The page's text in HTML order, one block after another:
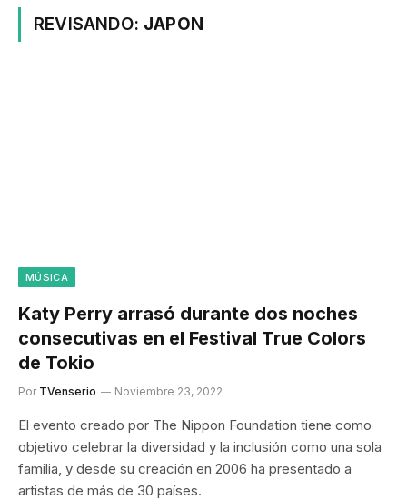
REVISANDO: JAPON
MÚSICA
Katy Perry arrasó durante dos noches
consecutivas en el Festival True Colors
de Tokio
Por TVenserio Noviembre 23, 2022
El evento creado por The Nippon Foundation tiene como
objetivo celebrar la diversidad y la inclusión como una sola
familia, y desde su creación en 2006 ha presentado a
artistas de más de 30 países.